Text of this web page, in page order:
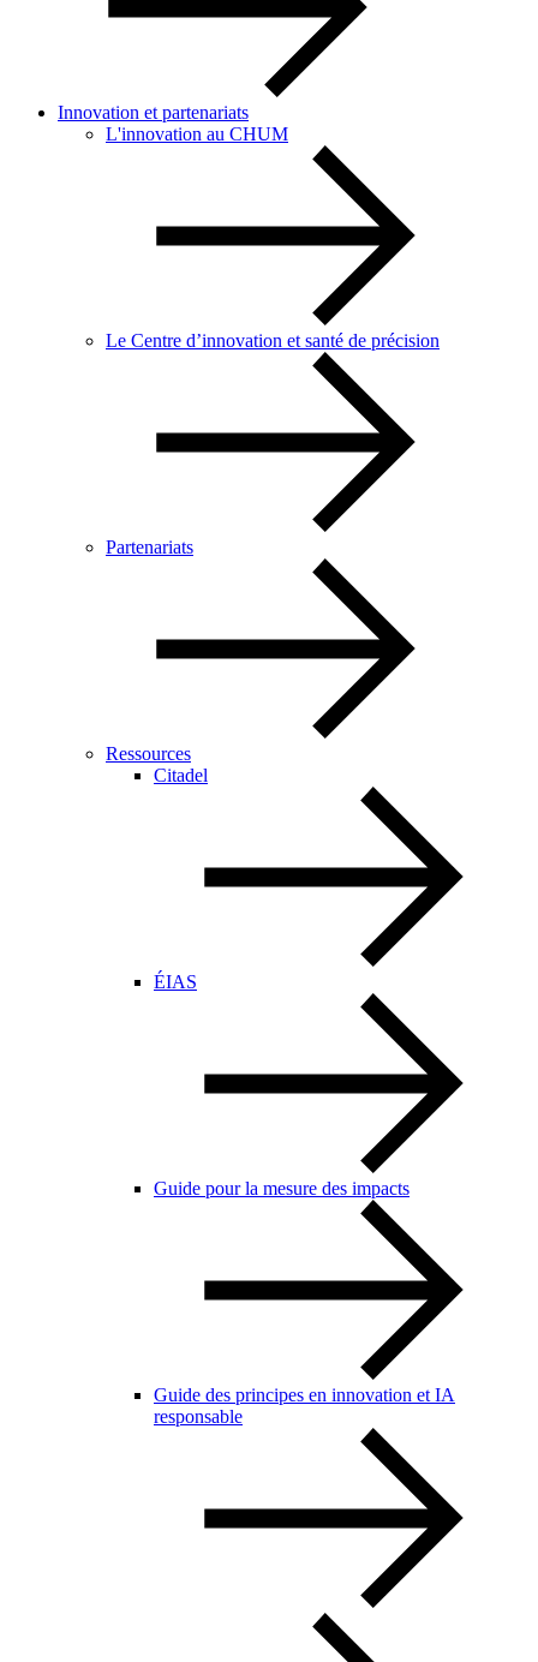
Innovation et partenariats
L'innovation au CHUM
Le Centre d’innovation et santé de précision
Partenariats
Ressources
Citadel
ÉIAS
Guide pour la mesure des impacts
Guide des principes en innovation et IA
responsable